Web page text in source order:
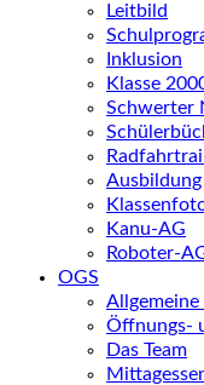
Leitbild
Inklusion
Klasse
Schwerter
Ausbildung
Kanu-AG
Roboter-
OGS
Öffnungs-
Das Team